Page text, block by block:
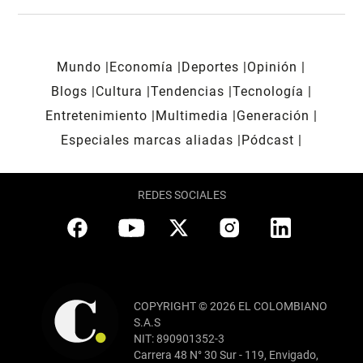
Mundo Economía Deportes
Opinión
Blogs
Cultura Tendencias Tecnología
Entretenimiento
Multimedia
Generación
Especiales marcas aliadas
Pódcast
REDES SOCIALES
COPYRIGHT © 2026 EL COLOMBIANO
S.A.S
NIT: 890901352-3
Carrera 48 N° 30 Sur - 119, Envigado,